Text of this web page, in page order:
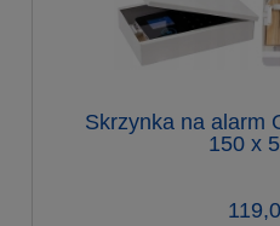
Skrzynka na alarm
150 x